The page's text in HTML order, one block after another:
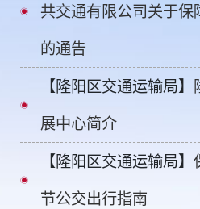
共交通有限公司关于保
的通告
【隆阳区交通运输局】
展中心简介
【隆阳区交通运输局】
节公交出行指南